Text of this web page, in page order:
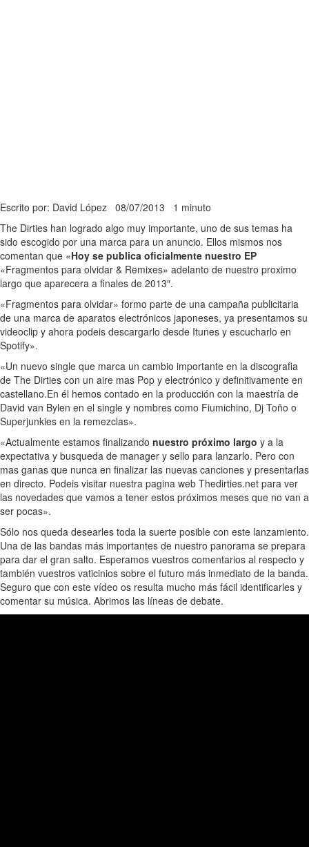
Escrito por: David López 08/07/2013 1 minuto
The Dirties han logrado algo muy importante, uno de sus temas ha
sido escogido por una marca para un anuncio. Ellos mismos nos
comentan que «Hoy se publica oficialmente nuestro EP
«Fragmentos para olvidar & Remixes» adelanto de nuestro proximo
largo que aparecera a finales de 2013″.
«Fragmentos para olvidar» formo parte de una campaña publicitaria
de una marca de aparatos electrónicos japoneses, ya presentamos su
videoclip y ahora podeis descargarlo desde Itunes y escucharlo en
Spotify».
«Un nuevo single que marca un cambio importante en la discografia
de The Dirties con un aire mas Pop y electrónico y definitivamente en
castellano.En él hemos contado en la producción con la maestría de
David van Bylen en el single y nombres como Fiumichino, Dj Toño o
Superjunkies en la remezclas».
«Actualmente estamos finalizando nuestro próximo largo y a la
expectativa y busqueda de manager y sello para lanzarlo. Pero con
mas ganas que nunca en finalizar las nuevas canciones y presentarlas
en directo. Podeis visitar nuestra pagina web Thedirties.net para ver
las novedades que vamos a tener estos próximos meses que no van a
ser pocas».
Sólo nos queda desearles toda la suerte posible con este lanzamiento.
Una de las bandas más importantes de nuestro panorama se prepara
para dar el gran salto. Esperamos vuestros comentarios al respecto y
también vuestros vaticinios sobre el futuro más inmediato de la banda.
Seguro que con este vídeo os resulta mucho más fácil identificarles y
comentar su música. Abrimos las líneas de debate.